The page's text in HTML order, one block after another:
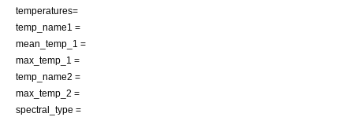
temperatures=
temp_name1 =
mean_temp_1 =
max_temp_1 =
temp_name2 =
max_temp_2 =
spectral_type =